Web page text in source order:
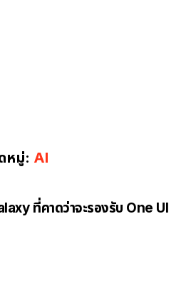
หมู่: AI
ที่คาดว่าจะรองรับ One UI